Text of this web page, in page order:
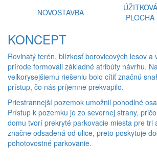
NOVOSTAVBA
ÚŽITKOVÁ
PLOCHA
KONCEPT
Rovinatý terén, blízkosť borovicových lesov a
prírode formovali základné atribúty návrhu.
veľkorysejšiemu riešeniu bolo cítiť značnú
prístup, čo nás príjemne prekvapilo.
Priestrannejší pozemok umožnil pohodlné
Prístup k pozemku je zo severnej strany,
domu tvorí prekryté parkovacie miesta pre tri
značne odsadená od ulice, preto poskytuje
pohotovostné parkovanie.